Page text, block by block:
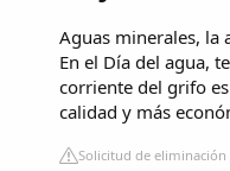
Aguas minerales, la
En el Día del agua,
corriente del grifo
calidad y más
Solicitud de eliminación